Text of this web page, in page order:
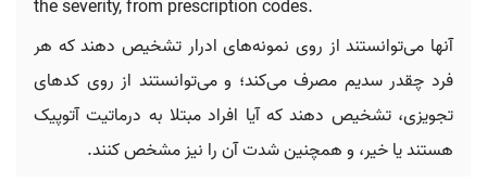
the severity, from prescription codes.
آنها می‌توانستند از روی نمونه‌های ادرار تشخیص دهند که هر
فرد چقدر سدیم مصرف می‌کند؛ و می‌توانستند از روی کدهای
تجویزی، تشخیص دهند که آیا افراد مبتلا به درماتیت آتوپیک
هستند یا خیر، و همچنین شدت آن را نیز مشخص کنند.